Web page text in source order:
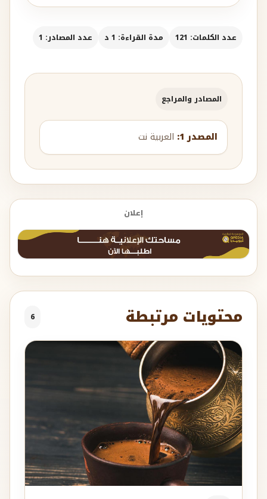
عدد الكلمات: 121 مدة القراءة: 1 د عدد المصادر: 1
المصادر والمراجع
المصدر 1: العربية نت
إعلان
محتويات مرتبطة 6